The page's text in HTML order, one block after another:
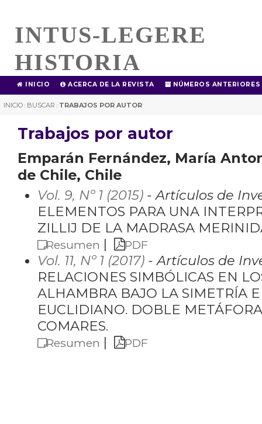
INTUS-LEGERE
HISTORIA
INICIO ACERCA DE LA REVISTA NÚMEROS ANTERIORES
INICIO | BUSCAR | TRABAJOS POR AUTOR
Trabajos por autor
Emparán Fernández, María
de Chile, Chile
Vol. 9, Nº 1 (2015)- Artículos de
ELEMENTOS PARA UNA
ZILLIJ DE LA MADRASA
Resumen | PDF
Vol. 11, Nº 1 (2017)- Artículos de
RELACIONES SIMBÓLICAS EN
ALHAMBRA BAJO LA SIMETRÍA
EUCLIDIANO. DOBLE
COMARES.
Resumen | PDF